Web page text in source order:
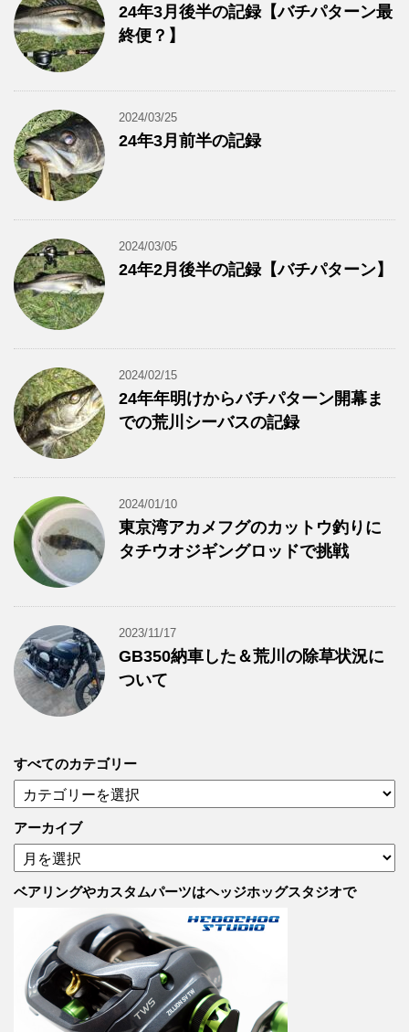
24年3月後半の記録【バチパターン最
終便？】
2024/03/25
24年3月前半の記録
2024/03/05
24年2月後半の記録【バチパターン】
2024/02/15
24年年明けからバチパターン開幕ま
での荒川シーバスの記録
2024/01/10
東京湾アカメフグのカットウ釣りに
タチウオジギングロッドで挑戦
2023/11/17
GB350納車した＆荒川の除草状況に
ついて
すべてのカテゴリー
べ
て
の
カ
テ
アーカイブ
ア
ー
カ
ベアリングやカスタムパーツはヘッジホッグスタジオで